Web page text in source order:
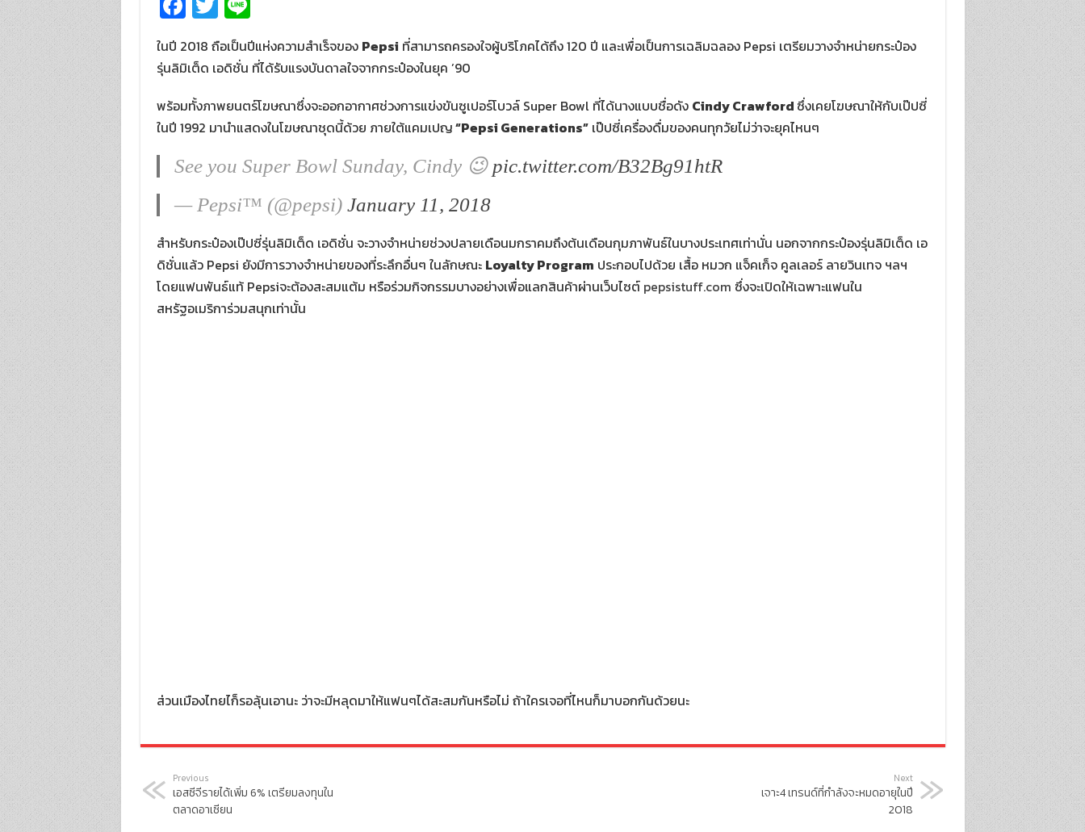
ce
b
o
o
k
wi
tt
er
n
e
ในปี 2018 ถือเป็นปีแห่งความสำเร็จของ Pepsi ที่สามารถครองใจผู้บริโภคได้ถึง 120 ปี และเพื่อเป็นการเฉลิมฉลอง Pepsi เตรียมวางจำหน่ายกระป๋อง
รุ่นลิมิเต็ด เอดิชั่น ที่ได้รับแรงบันดาลใจจากกระป๋องในยุค ’90
พร้อมทั้งภาพยนตร์โฆษณาซึ่งจะออกอากาศช่วงการแข่งขันซูเปอร์โบวล์ Super Bowl ที่ได้นางแบบชื่อดัง Cindy Crawford ซึ่งเคยโฆษณาให้กับเป๊ปซี่
ในปี 1992 มานำแสดงในโฆษณาชุดนี้ด้วย ภายใต้แคมเปญ“Pepsi Generations”เป๊ปซี่เครื่องดื่มของคนทุกวัยไม่ว่าจะยุคไหนๆ
See you Super Bowl Sunday, Cindy 😉 pic.twitter.com/B32Bg91htR
— Pepsi™ (@pepsi) January 11, 2018
สำหรับกระป๋องเป๊ปซี่รุ่นลิมิเต็ด เอดิชั่น จะวางจำหน่ายช่วงปลายเดือนมกราคมถึงต้นเดือนกุมภาพันธ์ในบางประเทศเท่านั่น นอกจากกระป๋องรุ่นลิมิเต็ด เอ
ดิชั่นแล้ว Pepsi ยังมีการวางจำหน่ายของที่ระลึกอื่นๆ ในลักษณะ Loyalty Program ประกอบไปด้วย เสื้อ หมวก แจ็คเก็จ คูลเลอร์ ลายวินเทจ ฯลฯ
โดยแฟนพันธ์แท้ Pepsiจะต้องสะสมแต้ม หรือร่วมกิจกรรมบางอย่างเพื่อแลกสินค้าผ่านเว็บไซต์ pepsistuff.com ซึ่งจะเปิดให้เฉพาะแฟนใน
สหรัฐอเมริการ่วมสนุกเท่านั้น
ส่วนเมืองไทยไก็รอลุ้นเอานะ ว่าจะมีหลุดมาให้แฟนๆได้สะสมกันหรือไม่ ถ้าใครเจอที่ไหนก็มาบอกกันด้วยนะ
Previous
เอสซีจีรายได้เพิ่ม 6% เตรียมลงทุนใน
ตลาดอาเซียน
Next
เจาะ4 เทรนด์ที่กำลังจะหมดอายุในปี
2018